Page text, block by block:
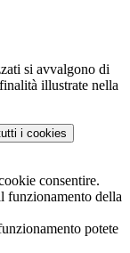
si avvalgono di
illustrate nella
i cookies
consentire.
funzionamento della
potete